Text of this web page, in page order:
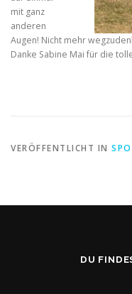
mit ganz
anderen
Augen! Nicht mehr
Danke Sabine Mai für die
VERÖFFENTLICHT IN
DU